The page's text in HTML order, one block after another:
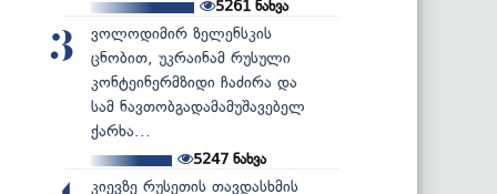
5261 ნახვა
3
ვოლოდიმირ ზელენსკის
ცნობით, უკრაინამ რუსული
კონტეინერმზიდი ჩაძირა და
სამ ნავთობგადამამუშავებელ
ქარხა...
5247ნახვა
კიევზე რუსეთის თავდასხმის